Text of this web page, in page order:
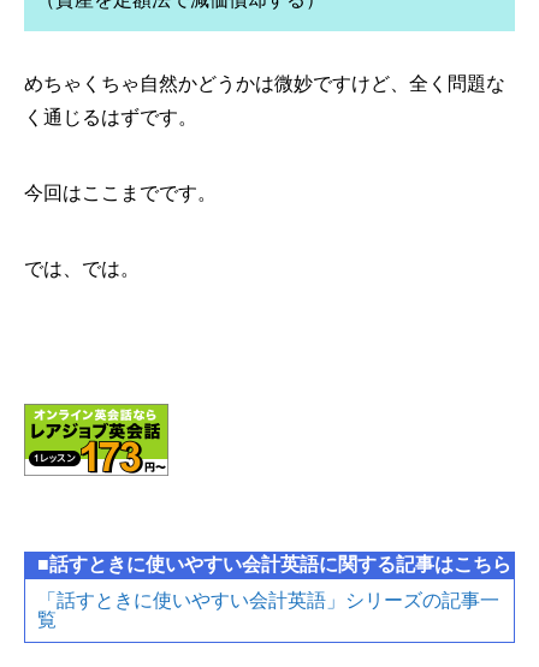
めちゃくちゃ自然かどうかは微妙ですけど、全く問題な
く通じるはずです。
今回はここまでです。
では、では。
■話すときに使いやすい会計英語に関する記事はこちら
「話すときに使いやすい会計英語」シリーズの記事一
覧